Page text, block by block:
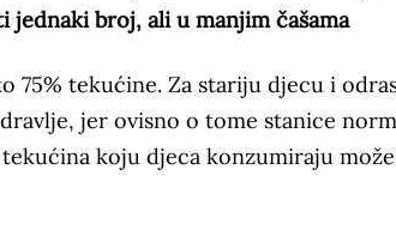
jednaki broj, ali u manjim čašama
75% tekućine. Za stariju djecu i
jer ovisno o tome stanice
koju djeca konzumiraju